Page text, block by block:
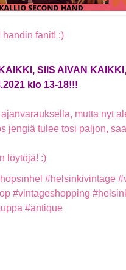
fanit! :)
SIIS AIVAN
klo 13-18!!!
mutta nyt
jengiä tulee tosi paljon,
löytöjä! :)
#helsinkivintage
#vintageshopping
#antique